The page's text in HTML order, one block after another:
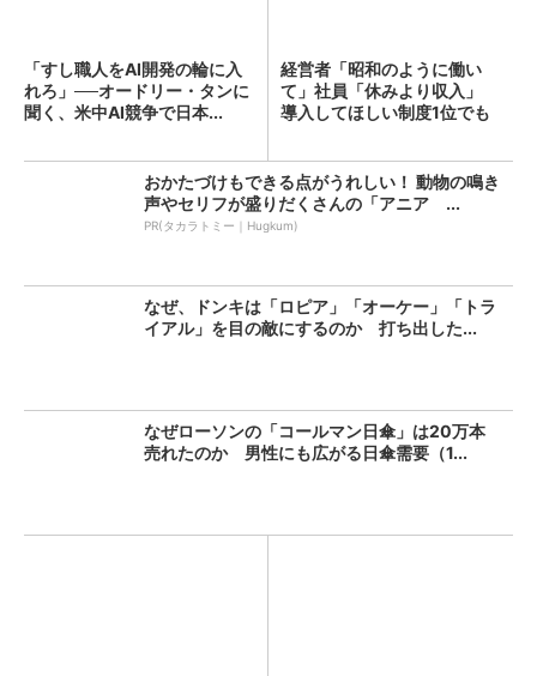
「すし職人をAI開発の輪に入
れろ」──オードリー・タンに
聞く、米中AI競争で日本...
経営者「昭和のように働い
て」社員「休みより収入」
導入してほしい制度1位でも
おかたづけもできる点がうれしい！ 動物の鳴き
声やセリフが盛りだくさんの「アニア ...
PR(タカラトミー｜Hugkum)
なぜ、ドンキは「ロピア」「オーケー」「トラ
イアル」を目の敵にするのか 打ち出した...
なぜローソンの「コールマン日傘」は20万本
売れたのか 男性にも広がる日傘需要（1...